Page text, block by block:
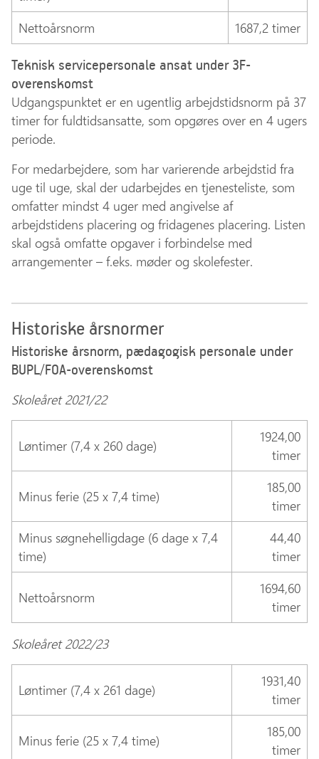
Nettoårsnorm 1687,2 timer
Teknisk servicepersonale ansat under 3F-
overenskomst
Udgangspunktet er en ugentlig arbejdstidsnorm på 37
timer for fuldtidsansatte, som opgøres over en 4 ugers
periode.
For medarbejdere, som har varierende arbejdstid fra
uge til uge, skal der udarbejdes en tjenesteliste, som
omfatter mindst 4 uger med angivelse af
arbejdstidens placering og fridagenes placering. Listen
skal også omfatte opgaver i forbindelse med
arrangementer – f.eks. møder og skolefester.
Historiske årsnormer
Historiske årsnorm, pædagogisk personale under
BUPL/FOA-overenskomst
Skoleåret 2021/22
Løntimer (7,4 x 260 dage)
1924,00
timer
Minus ferie (25 x 7,4 time)
185,00
timer
Minus søgnehelligdage (6 dage x 7,4
time)
44,40
timer
Nettoårsnorm
1694,60
timer
Skoleåret 2022/23
Løntimer (7,4 x 261 dage)
1931,40
timer
Minus ferie (25 x 7,4 time)
185,00
timer